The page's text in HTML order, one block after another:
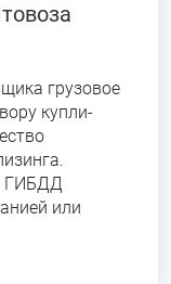
грузовое
купли-
ГИБДД
или